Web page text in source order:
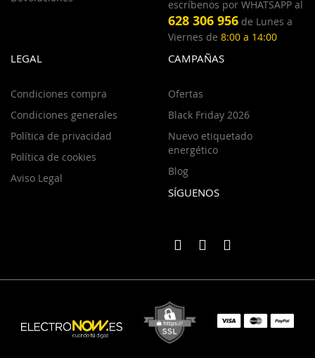
escríbenos por WHATSAPP al
628 306 956 de Lunes a
Viernes de 8:00 a 14:00
LEGAL
Condiciones compra
Condiciones generales
Política de privacidad
Política de cookies
Aviso Legal
CAMPAÑAS
Ofertas
Black Friday 2026
Nuevo etiquetado
energético
Blog
SÍGUENOS